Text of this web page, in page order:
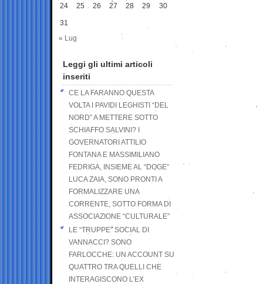
24 25 26 27 28 29 30
31
« Lug
Leggi gli ultimi articoli
inseriti
CE LA FARANNO QUESTA
VOLTA I PAVIDI LEGHISTI “DEL
NORD” A METTERE SOTTO
SCHIAFFO SALVINI? I
GOVERNATORI ATTILIO
FONTANA E MASSIMILIANO
FEDRIGA, INSIEME AL “DOGE”
LUCA ZAIA, SONO PRONTI A
FORMALIZZARE UNA
CORRENTE, SOTTO FORMA DI
ASSOCIAZIONE “CULTURALE”
LE “TRUPPE” SOCIAL DI
VANNACCI? SONO
FARLOCCHE: UN ACCOUNT SU
QUATTRO TRA QUELLI CHE
INTERAGISCONO L’EX